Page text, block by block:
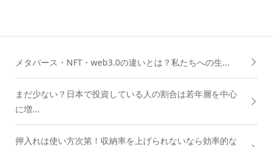
メタバース・NFT・web3.0の違いとは？私たちへの生...
まだ少ない？日本で投資している人の割合は若年層を中心
に増...
押入れは使い方次第！収納率を上げられないなら効率的な